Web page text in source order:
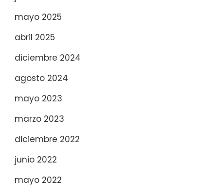
mayo 2025
abril 2025
diciembre 2024
agosto 2024
mayo 2023
marzo 2023
diciembre 2022
junio 2022
mayo 2022